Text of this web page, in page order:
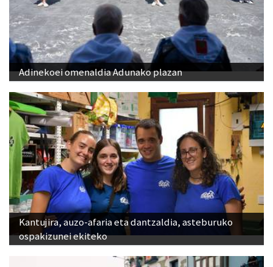
Adinekoei omenaldia Adunako plazan
Kantujira, auzo-afaria eta dantzaldia, asteburuko
ospakizunei ekiteko